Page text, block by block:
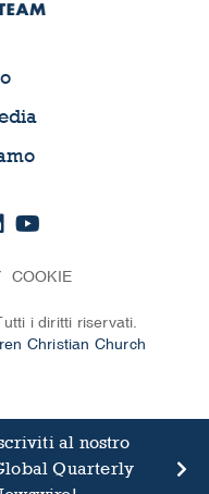
COOKIE
i diritti riservati.
Christian Church
al nostro
Quarterly